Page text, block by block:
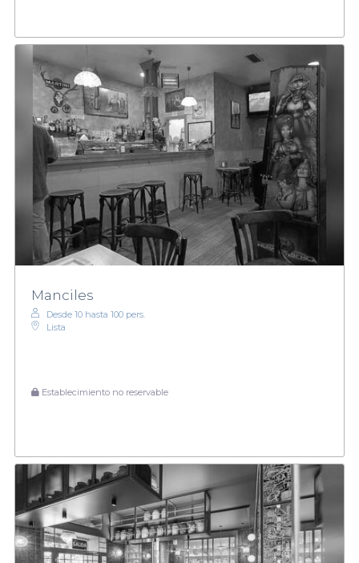
Manciles
Desde 10 hasta 100 pers.
Lista
Establecimiento no reservable